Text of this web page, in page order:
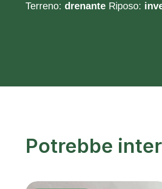
Terreno: drenante Riposo:
Potrebbe